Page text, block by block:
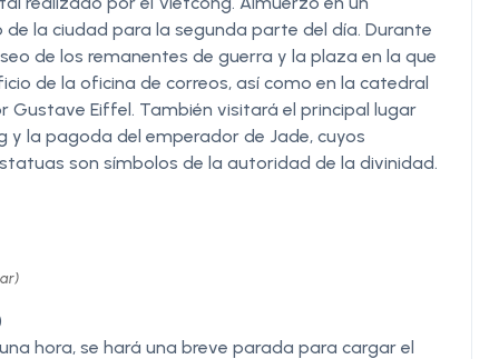
la ciudad para la segunda parte del día. Durante
de los remanentes de guerra y la plaza en la que
de la oficina de correos, así como en la catedral
Eiffel. También visitará el principal lugar
la pagoda del emperador de Jade, cuyos
son símbolos de la autoridad de la divinidad.
hora, se hará una breve parada para cargar el